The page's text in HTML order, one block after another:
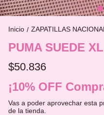
Inicio / ZAPATILLAS
PUMA SUEDE XL
$50.836
¡10% OFF
Vas a poder aprovechar esta
de la tienda.